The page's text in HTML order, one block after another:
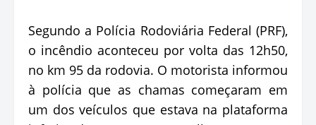
Segundo a Polícia Rodoviária Federal (PRF),
o incêndio aconteceu por volta das 12h50,
no km 95 da rodovia. O motorista informou
à polícia que as chamas começaram em
um dos veículos que estava na plataforma